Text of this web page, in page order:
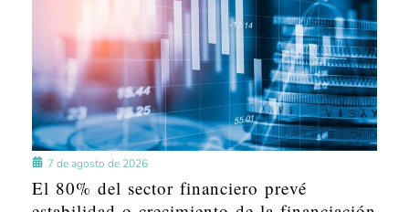
7 de agosto de 2026
El 80% del sector financiero prevé